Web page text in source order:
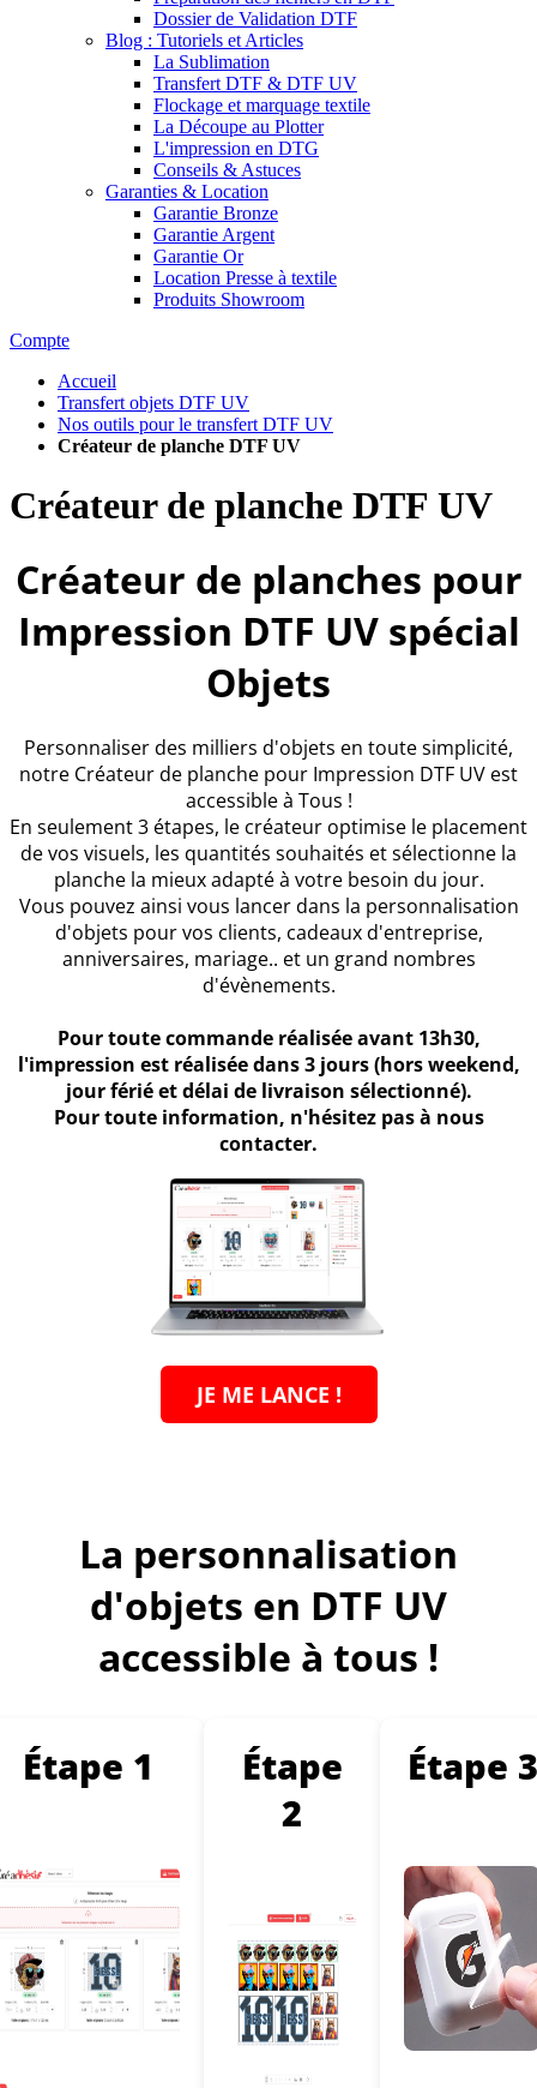
Dossier de Validation DTF
Blog : Tutoriels et Articles
La Sublimation
Transfert DTF & DTF UV
Flockage et marquage textile
La Découpe au Plotter
L'impression en DTG
Conseils & Astuces
Garanties & Location
Garantie Bronze
Garantie Argent
Garantie Or
Location Presse à textile
Produits Showroom
Compte
Accueil
Transfert objets DTF UV
Nos outils pour le transfert DTF UV
Créateur de planche DTF UV
Créateur de planche DTF UV
Créateur de planches pour
Impression DTF UV spécial
Objets
Personnaliser des milliers d'objets en toute simplicité,
notre Créateur de planche pour Impression DTF UV est
accessible à Tous !
En seulement 3 étapes, le créateur optimise le placement
de vos visuels, les quantités souhaités et sélectionne la
planche la mieux adapté à votre besoin du jour.
Vous pouvez ainsi vous lancer dans la personnalisation
d'objets pour vos clients, cadeaux d'entreprise,
anniversaires, mariage.. et un grand nombres
d'évènements.
Pour toute commande réalisée avant 13h30,
l'impression est réalisée dans 3 jours (hors weekend,
jour férié et délai de livraison sélectionné).
Pour toute information, n'hésitez pas à nous
contacter.
JE ME LANCE !
La personnalisation
d'objets en DTF UV
accessible à tous !
Étape 1
Étape
2
Étape 3